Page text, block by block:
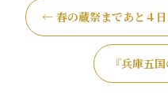
← 春の蔵祭まであと４
『兵庫五